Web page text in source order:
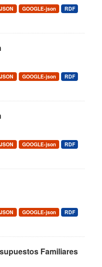
JSON GOOGLE-json
RDF
JSON GOOGLE-json
RDF
JSON GOOGLE-json
RDF
JSON GOOGLE-json
RDF
Familiares